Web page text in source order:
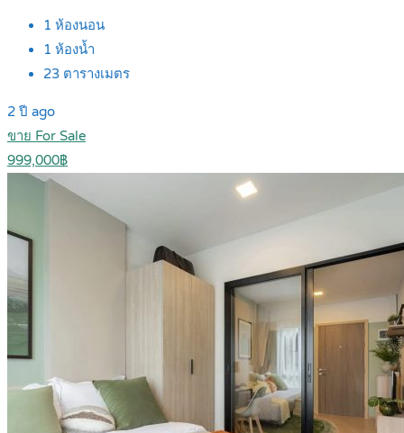
1 ห้องนอน
1 ห้องน้ำ
23 ตารางเมตร
2 ปี ago
ขาย For Sale
999,000฿